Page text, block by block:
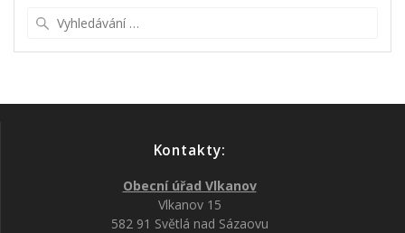
Kontakty:
Obecní úřad Vlkanov
Vlkanov 15
582 91 Světlá nad Sázaovu